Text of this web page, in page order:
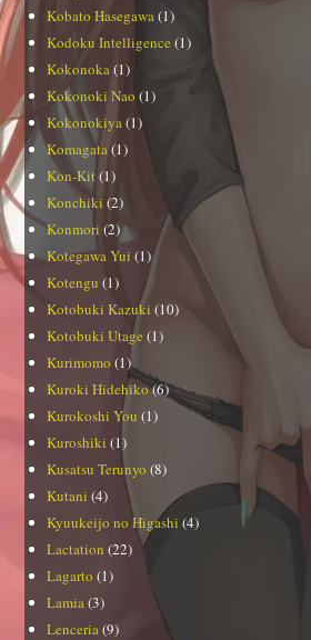
Kobato Hasegawa (1)
Kodoku Intelligence (1)
Kokonoka (1)
Kokonoki Nao (1)
Kokonokiya (1)
Komagata (1)
Kon-Kit (1)
Konchiki (2)
Konmori (2)
Kotegawa Yui (1)
Kotengu (1)
Kotobuki Kazuki (10)
Kotobuki Utage (1)
Kurimomo (1)
Kuroki Hidehiko(6)
Kurokoshi You (1)
Kuroshiki (1)
Kusatsu Terunyo (8)
Kutani (4)
Kyuukeijo no Higashi (4)
Lactation (22)
Lagarto (1)
Lamia (3)
Lenceria (9)